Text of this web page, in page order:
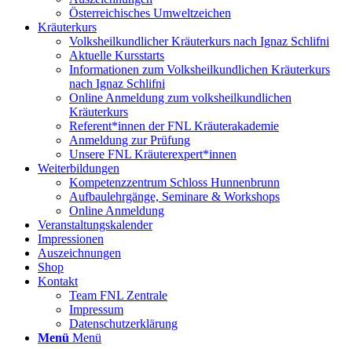
Österreichisches Umweltzeichen
Kräuterkurs
Volksheilkundlicher Kräuterkurs nach Ignaz Schlifni
Aktuelle Kursstarts
Informationen zum Volksheilkundlichen Kräuterkurs
nach Ignaz Schlifni
Online Anmeldung zum volksheilkundlichen
Kräuterkurs
Referent*innen der FNL Kräuterakademie
Anmeldung zur Prüfung
Unsere FNL Kräuterexpert*innen
Weiterbildungen
Kompetenzzentrum Schloss Hunnenbrunn
Aufbaulehrgänge, Seminare & Workshops
Online Anmeldung
Veranstaltungskalender
Impressionen
Auszeichnungen
Shop
Kontakt
Team FNL Zentrale
Impressum
Datenschutzerklärung
Menü Menü